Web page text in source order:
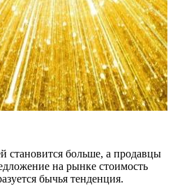
становится больше, а продавцы
на рынке стоимость
бычья тенденция.